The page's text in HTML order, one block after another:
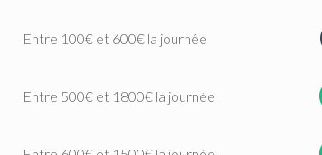
Entre 100€ et 600€ la journée
Entre 500€ et 1800€ la journée